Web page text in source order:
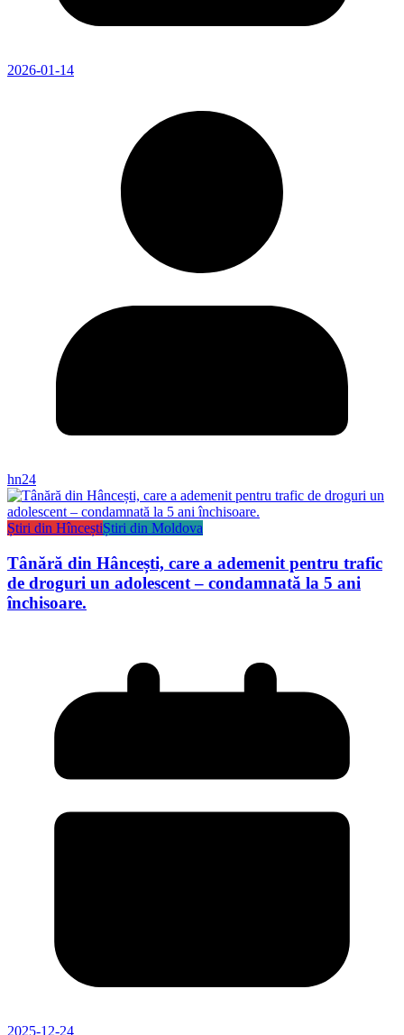
2026-01-14
hn24
Știri din HînceștiȘtiri din Moldova
Tânără din Hâncești, care a ademenit pentru trafic
de droguri un adolescent – condamnată la 5 ani
închisoare.
2025-12-24